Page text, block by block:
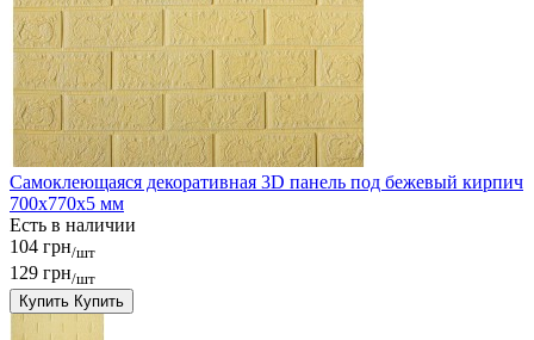
Самоклеющаяся декоративная 3D панель под бежевый кирпич
700x770x5 мм
Есть в наличии
104 грн/шт
129 грн/шт
Купить Купить